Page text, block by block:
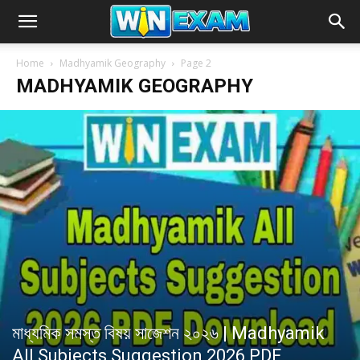
Home Madhyamik Geography Page 2
MADHYAMIK GEOGRAPHY
মাধ্যমিক সমস্ত বিষয় সাজেশন ২০২৬ | Madhyamik
All Subjects Suggestion 2026 PDF